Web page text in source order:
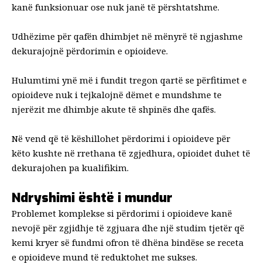
kanë funksionuar ose nuk janë të përshtatshme.
Udhëzime për qafën dhimbjet në mënyrë të ngjashme
dekurajojnë përdorimin e opioideve.
Hulumtimi ynë më i fundit tregon qartë se përfitimet e
opioideve nuk i tejkalojnë dëmet e mundshme te
njerëzit me dhimbje akute të shpinës dhe qafës.
Në vend që të këshillohet përdorimi i opioideve për
këto kushte në rrethana të zgjedhura, opioidet duhet të
dekurajohen pa kualifikim.
Ndryshimi është i mundur
Problemet komplekse si përdorimi i opioideve kanë
nevojë për zgjidhje të zgjuara dhe një studim tjetër që
kemi kryer së fundmi ofron të dhëna bindëse se receta
e opioideve mund të reduktohet me sukses.